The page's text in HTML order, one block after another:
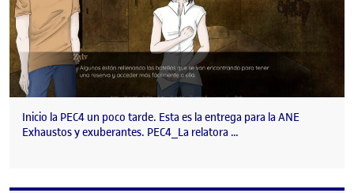
Inicio la PEC4 un poco tarde. Esta es la entrega para la ANE
Exhaustos y exuberantes. PEC4_La relatora …